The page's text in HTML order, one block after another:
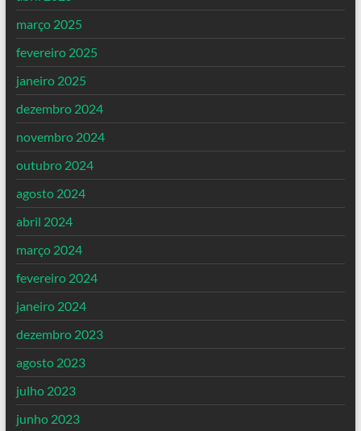
março 2025
fevereiro 2025
janeiro 2025
dezembro 2024
novembro 2024
outubro 2024
agosto 2024
abril 2024
março 2024
fevereiro 2024
janeiro 2024
dezembro 2023
agosto 2023
julho 2023
junho 2023